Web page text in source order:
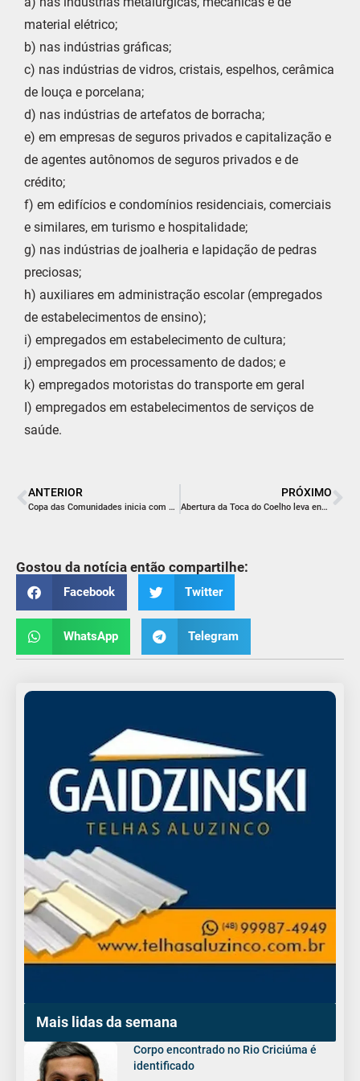
material elétrico;
b) nas indústrias gráficas;
c) nas indústrias de vidros, cristais, espelhos, cerâmica
de louça e porcelana;
d) nas indústrias de artefatos de borracha;
e) em empresas de seguros privados e capitalização e
de agentes autônomos de seguros privados e de
crédito;
f) em edifícios e condomínios residenciais, comerciais
e similares, em turismo e hospitalidade;
g) nas indústrias de joalheria e lapidação de pedras
preciosas;
h) auxiliares em administração escolar (empregados
de estabelecimentos de ensino);
i) empregados em estabelecimento de cultura;
j) empregados em processamento de dados; e
k) empregados motoristas do transporte em geral
I) empregados em estabelecimentos de serviços de
saúde.
ANTERIOR
Copa das Comunidades inicia com emoção e vitória da equipe da casa em Içara
PRÓXIMO
Abertura da Toca do Coelho leva encanto da Páscoa a Morro da Fumaça
Gostou da notícia então compartilhe:
Facebook Twitter
WhatsApp Telegram
Mais lidas da semana
Corpo encontrado no Rio Criciúma é
identificado